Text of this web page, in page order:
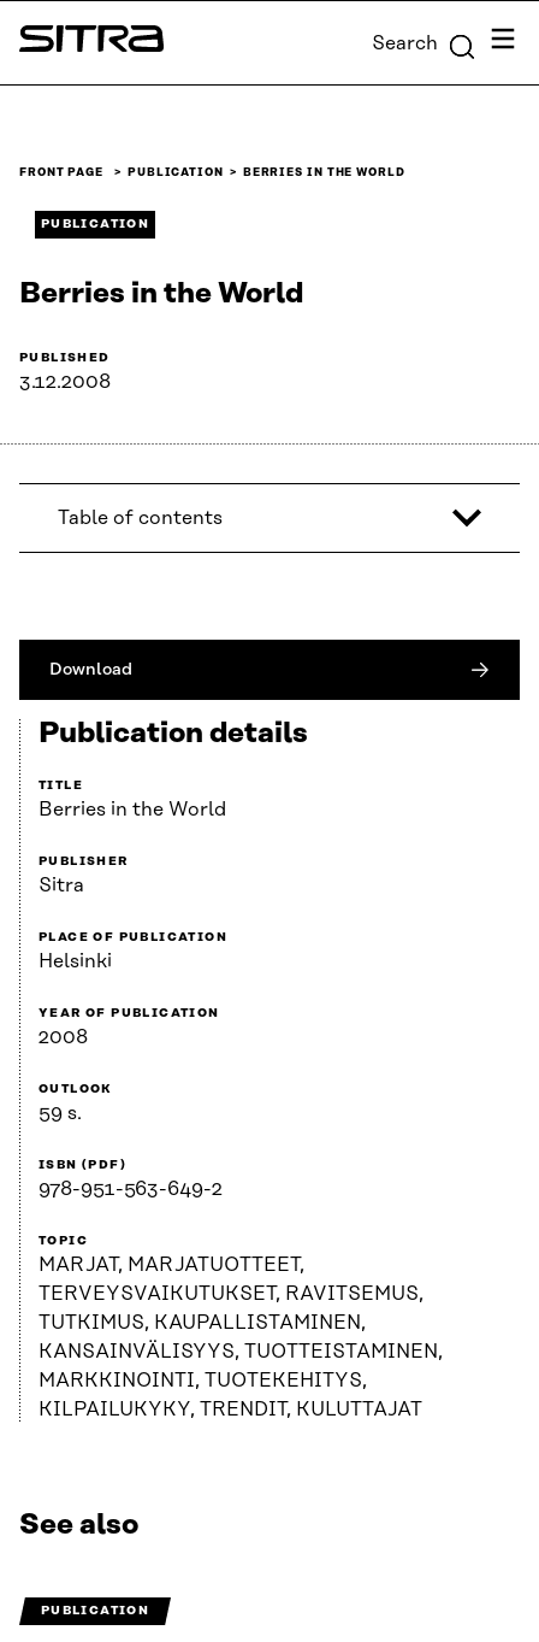
Skip to
content
Sitra Search Menu
FRONT PAGE PUBLICATION BERRIES IN THE WORLD
PUBLICATION
Berries in the World
PUBLISHED
3.12.2008
Table of contents
Download
Publication details
TITLE
Berries in the World
PUBLISHER
Sitra
PLACE OF PUBLICATION
Helsinki
YEAR OF PUBLICATION
2008
OUTLOOK
59 s.
ISBN (PDF)
978-951-563-649-2
TOPIC
MARJAT, MARJATUOTTEET,
TERVEYSVAIKUTUKSET, RAVITSEMUS,
TUTKIMUS, KAUPALLISTAMINEN,
KANSAINVÄLISYYS, TUOTTEISTAMINEN,
MARKKINOINTI, TUOTEKEHITYS,
KILPAILUKYKY, TRENDIT, KULUTTAJAT
See also
PUBLICATION